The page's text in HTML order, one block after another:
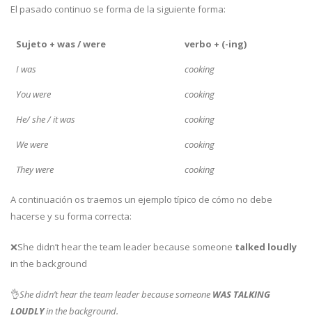
El pasado continuo se forma de la siguiente forma:
Sujeto + was / were
verbo + (-ing)
I was
cooking
You were
cooking
He/ she / it was
cooking
We were
cooking
They were
cooking
A continuación os traemos un ejemplo típico de cómo no debe
hacerse y su forma correcta:
❌She didn’t hear the team leader because someone talked loudly
in the background
👌She didn’t hear the team leader because someone WAS TALKING
LOUDLYin the background.